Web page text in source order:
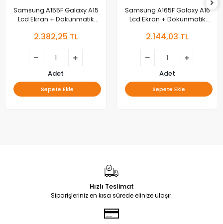
Samsung A155F Galaxy A15
Lcd Ekran + Dokunmatik
2.382,25 TL
Adet
Sepete Ekle
Samsung A165F Galaxy A16
Lcd Ekran + Dokunmatik
2.144,03 TL
Adet
Sepete Ekle
Hızlı Teslimat
Siparişleriniz en kısa sürede elinize ulaşır.